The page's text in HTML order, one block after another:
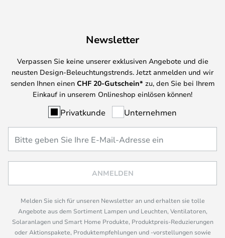
Newsletter
Verpassen Sie keine unserer exklusiven Angebote und die
neusten Design-Beleuchtungstrends. Jetzt anmelden und wir
senden Ihnen einen CHF 20-Gutschein* zu, den Sie bei Ihrem
Einkauf in unserem Onlineshop einlösen können!
Privatkunde Unternehmen
ANMELDEN
Melden Sie sich für unseren Newsletter an und erhalten sie tolle
Angebote aus dem Sortiment Lampen und Leuchten, Ventilatoren,
Solaranlagen und Smart Home Produkte, Produktpreis-Reduzierungen
oder Aktionspakete, Produktempfehlungen und -vorstellungen sowie